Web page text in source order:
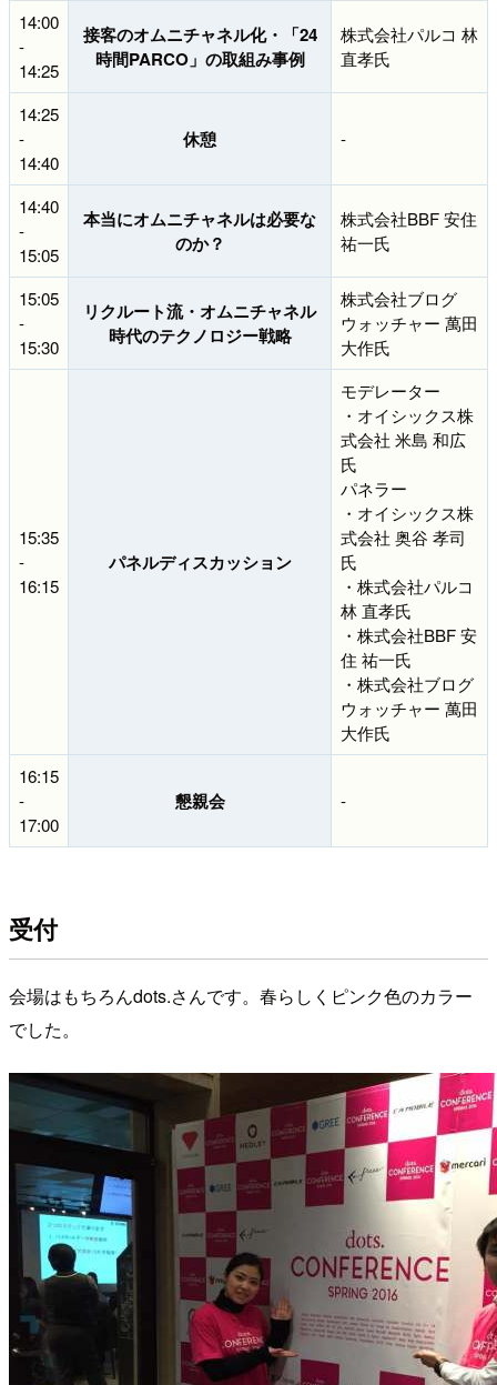
14:00
-
14:25
接客のオムニチャネル化・「24
時間PARCO」の取組み事例
株式会社パルコ 林
直孝氏
14:25
-
14:40
休憩 -
14:40
-
15:05
本当にオムニチャネルは必要な
のか？
株式会社BBF 安住
祐一氏
15:05
-
15:30
リクルート流・オムニチャネル
時代のテクノロジー戦略
株式会社ブログ
ウォッチャー 萬田
大作氏
15:35
-
16:15
パネルディスカッション
モデレーター
・オイシックス株
式会社 米島 和広
氏
パネラー
・オイシックス株
式会社 奥谷 孝司
氏
・株式会社パルコ
林 直孝氏
・株式会社BBF 安
住 祐一氏
・株式会社ブログ
ウォッチャー 萬田
大作氏
16:15
-
17:00
懇親会 -
受付
会場はもちろんdots.さんです。春らしくピンク色のカラー
でした。